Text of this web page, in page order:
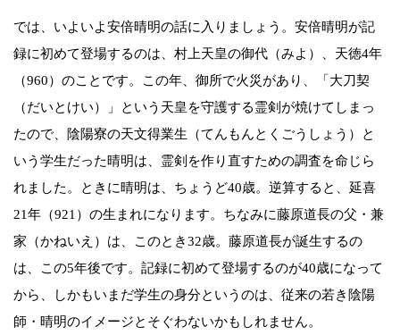
では、いよいよ安倍晴明の話に入りましょう。安倍晴明が記
録に初めて登場するのは、村上天皇の御代（みよ）、天徳4年
（960）のことです。この年、御所で火災があり、「大刀契
（だいとけい）」という天皇を守護する霊剣が焼けてしまっ
たので、陰陽寮の天文得業生（てんもんとくごうしょう）と
いう学生だった晴明は、霊剣を作り直すための調査を命じら
れました。ときに晴明は、ちょうど40歳。逆算すると、延喜
21年（921）の生まれになります。ちなみに藤原道長の父・兼
家（かねいえ）は、このとき32歳。藤原道長が誕生するの
は、この5年後です。記録に初めて登場するのが40歳になって
から、しかもいまだ学生の身分というのは、従来の若き陰陽
師・晴明のイメージとそぐわないかもしれません。